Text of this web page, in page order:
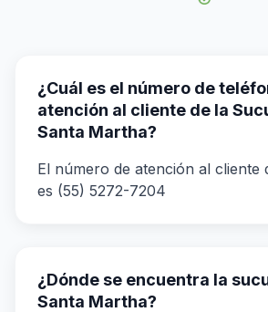
¿Cuál es el número de
atención al cliente de la
Santa Martha?
El número de atención al cliente
es (55) 5272-7204
¿Dónde se encuentra la
Santa Martha?